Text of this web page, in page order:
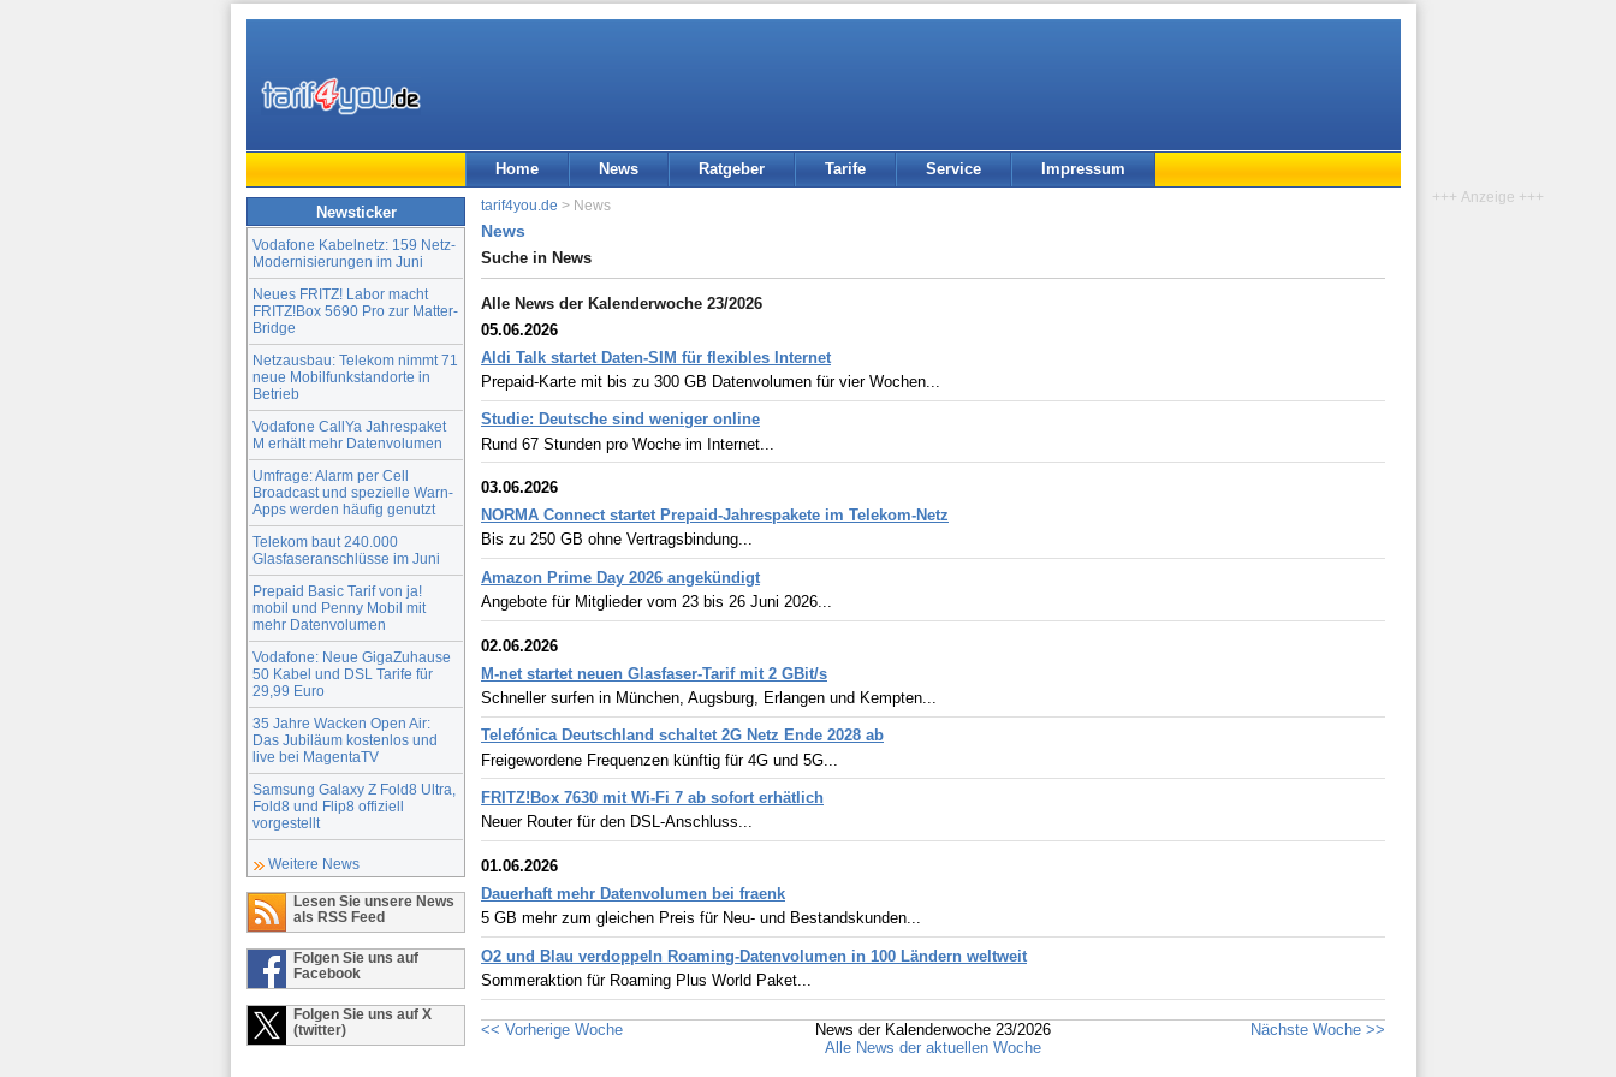
Home News Ratgeber Tarife Service Impressum
Newsticker
Vodafone Kabelnetz: 159 Netz-
Modernisierungen im Juni
Neues FRITZ! Labor macht
FRITZ!Box 5690 Pro zur Matter-
Bridge
Netzausbau: Telekom nimmt 71
neue Mobilfunkstandorte in
Betrieb
Vodafone CallYa Jahrespaket
M erhält mehr Datenvolumen
Umfrage: Alarm per Cell
Broadcast und spezielle Warn-
Apps werden häufig genutzt
Telekom baut 240.000
Glasfaseranschlüsse im Juni
Prepaid Basic Tarif von ja!
mobil und Penny Mobil mit
mehr Datenvolumen
Vodafone: Neue GigaZuhause
50 Kabel und DSL Tarife für
29,99 Euro
35 Jahre Wacken Open Air:
Das Jubiläum kostenlos und
live bei MagentaTV
Samsung Galaxy Z Fold8 Ultra,
Fold8 und Flip8 offiziell
vorgestellt
Weitere News
Lesen Sie unsere News
als RSS Feed
Folgen Sie uns auf
Facebook
Folgen Sie uns auf X
(twitter)
tarif4you.de > News
News
Suche in News
Alle News der Kalenderwoche 23/2026
05.06.2026
Aldi Talk startet Daten-SIM für flexibles Internet
Prepaid-Karte mit bis zu 300 GB Datenvolumen für vier Wochen...
Studie: Deutsche sind weniger online
Rund 67 Stunden pro Woche im Internet...
03.06.2026
NORMA Connect startet Prepaid-Jahrespakete im Telekom-Netz
Bis zu 250 GB ohne Vertragsbindung...
Amazon Prime Day 2026 angekündigt
Angebote für Mitglieder vom 23 bis 26 Juni 2026...
02.06.2026
M-net startet neuen Glasfaser-Tarif mit 2 GBit/s
Schneller surfen in München, Augsburg, Erlangen und Kempten...
Telefónica Deutschland schaltet 2G Netz Ende 2028 ab
Freigewordene Frequenzen künftig für 4G und 5G...
FRITZ!Box 7630 mit Wi-Fi 7 ab sofort erhätlich
Neuer Router für den DSL-Anschluss...
01.06.2026
Dauerhaft mehr Datenvolumen bei fraenk
5 GB mehr zum gleichen Preis für Neu- und Bestandskunden...
O2 und Blau verdoppeln Roaming-Datenvolumen in 100 Ländern weltweit
Sommeraktion für Roaming Plus World Paket...
<< Vorherige Woche
News der Kalenderwoche 23/2026
Alle News der aktuellen Woche
Nächste Woche >>
+++ Anzeige +++